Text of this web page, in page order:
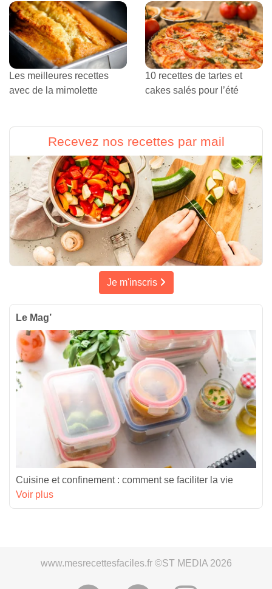
Les meilleures recettes
avec de la mimolette
10 recettes de tartes et
cakes salés pour l’été
Recevez nos recettes par mail
Je m'inscris
Le Mag’
Cuisine et confinement : comment se faciliter la vie
Voir plus
www.mesrecettesfaciles.fr ©ST MEDIA 2026